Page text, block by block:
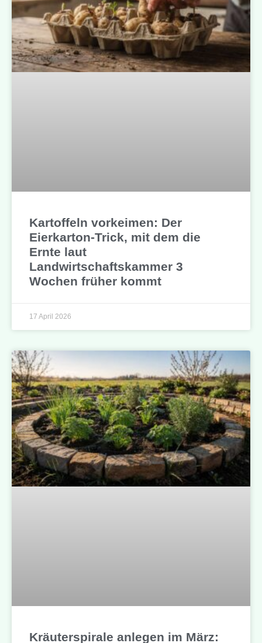
Kartoffeln vorkeimen: Der
Eierkarton-Trick, mit dem die
Ernte laut
Landwirtschaftskammer 3
Wochen früher kommt
17 April 2026
Kräuterspirale anlegen im März: